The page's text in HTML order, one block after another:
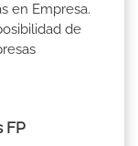
en Empresa.
de
FP